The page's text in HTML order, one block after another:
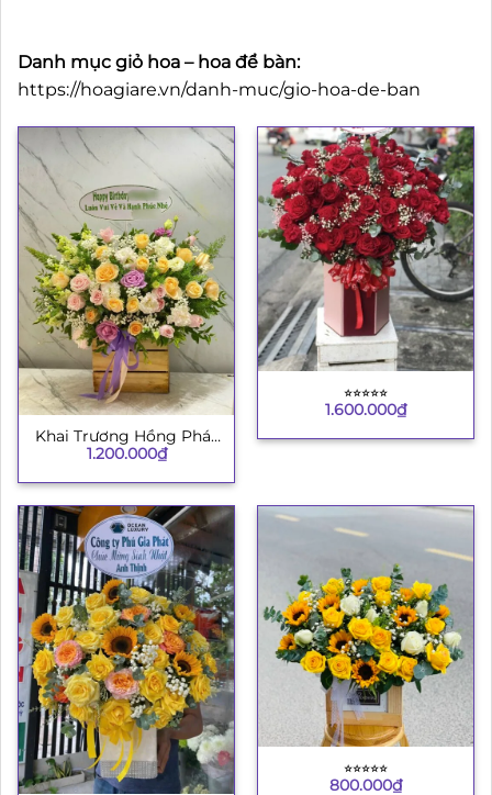
Danh mục giỏ hoa – hoa để bàn:
https://hoagiare.vn/danh-muc/gio-hoa-de-ban
Khai Trương Hồng Phát
4
1.200.000₫
⭐︎⭐︎⭐︎⭐︎⭐︎
1.600.000₫
⭐︎⭐︎⭐︎⭐︎⭐︎
800.000₫